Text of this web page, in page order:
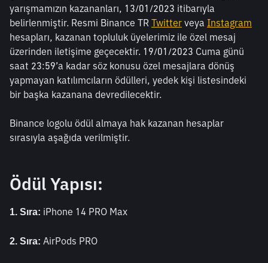
yarışmamızın kazananları, 13/01/2023 itibarıyla
belirlenmiştir. Resmi Binance TR Twitter veya Instagram
hesapları, kazanan topluluk üyelerimiz ile özel mesaj
üzerinden iletişime geçecektir. 19/01/2023 Cuma günü
saat 23:59’a kadar söz konusu özel mesajlara dönüş
yapmayan katılımcıların ödülleri, yedek kişi listesindeki
bir başka kazanana devredilecektir.
Binance logolu ödül almaya hak kazanan hesaplar
sırasıyla aşağıda verilmiştir.
Ödül Yapısı:
1. Sıra: iPhone 14 PRO Max
2. Sıra: AirPods PRO